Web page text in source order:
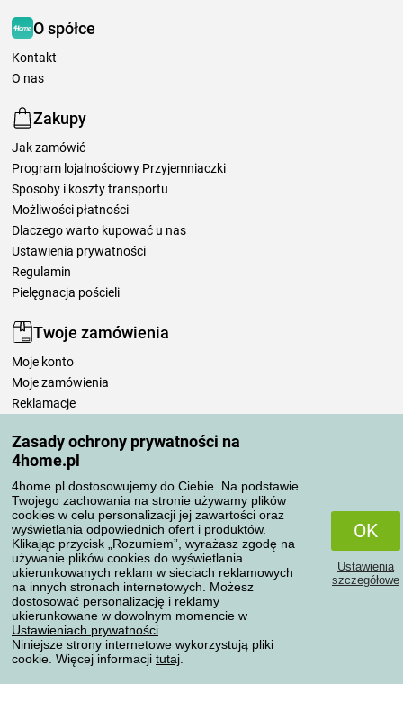
Zasady ochrony prywatności na
4home.pl
4home.pl dostosowujemy do Ciebie. Na podstawie
Twojego zachowania na stronie używamy plików
cookies w celu personalizacji jej zawartości oraz
wyświetlania odpowiednich ofert i produktów.
Klikając przycisk „Rozumiem”, wyrażasz zgodę na
używanie plików cookies do wyświetlania
ukierunkowanych reklam w sieciach reklamowych
na innych stronach internetowych. Możesz
dostosować personalizację i reklamy
ukierunkowane w dowolnym momencie w
Ustawieniach prywatności
Niniejsze strony internetowe wykorzystują pliki
cookie. Więcej informacji tutaj
OK
Ustawienia
szczegółowe
O spółce
Kontakt
O nas
Zakupy
Jak zamówić
Program lojalnościowy Przyjemniaczki
Sposoby i koszty transportu
Możliwości płatności
Dlaczego warto kupować u nas
Ustawienia prywatności
Regulamin
Pielęgnacja pościeli
Twoje zamówienia
Moje konto
Moje zamówienia
Reklamacje
Zasady przetwarzania recenzji
Sposoby transportu
Metody płatności
Niezawodny sklep